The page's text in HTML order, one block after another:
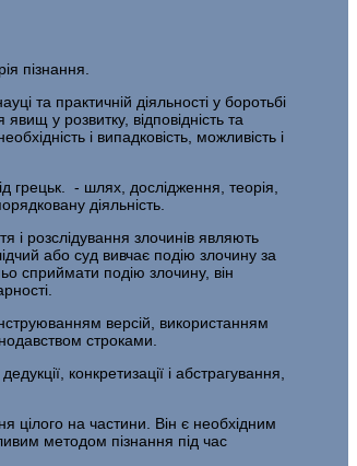
пізнання.
та практичній діяльності у боротьбі
у розвитку, відповідність та
і випадковість, можливість і
грецьк. - шлях, дослідження, теорія,
діяльність.
і розслідування злочинів являють
або суд вивчає подію злочину за
сприймати подію злочину, він
версій, використанням
строками.
конкретизації і абстрагування,
цілого на частини. Він є необхідним
методом пізнання під час